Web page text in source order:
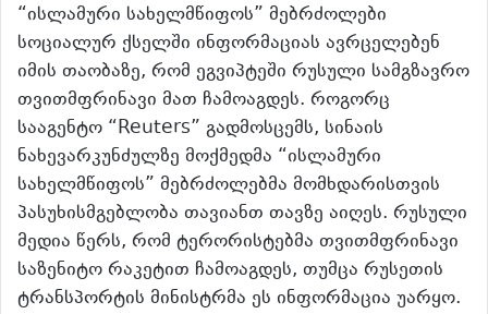
“ისლამური სახელმწიფოს” მებრძოლები
სოციალურ ქსელში ინფორმაციას ავრცელებენ
იმის თაობაზე, რომ ეგვიპტეში რუსული სამგზავრო
თვითმფრინავი მათ ჩამოაგდეს. როგორც
სააგენტო “Reuters” გადმოსცემს, სინაის
ნახევარკუნძულზე მოქმედმა “ისლამური
სახელმწიფოს” მებრძოლებმა მომხდარისთვის
პასუხისმგებლობა თავიანთ თავზე აიღეს. რუსული
მედია წერს, რომ ტერორისტებმა თვითმფრინავი
საზენიტო რაკეტით ჩამოაგდეს, თუმცა რუსეთის
ტრანსპორტის მინისტრმა ეს ინფორმაცია უარყო.